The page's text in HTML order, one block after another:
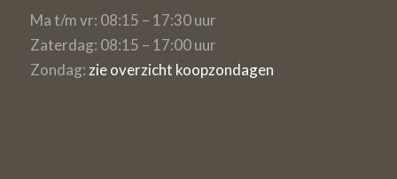
Ma t/m vr: 08:15 – 17:30 uur
Zaterdag: 08:15 – 17:00 uur
Zondag: zie overzicht koopzondagen